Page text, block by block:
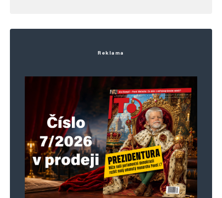
Vaše e-mailová adresa nebude zveřejněna.Vyžadované informace jsou
Jméno*
Reklama